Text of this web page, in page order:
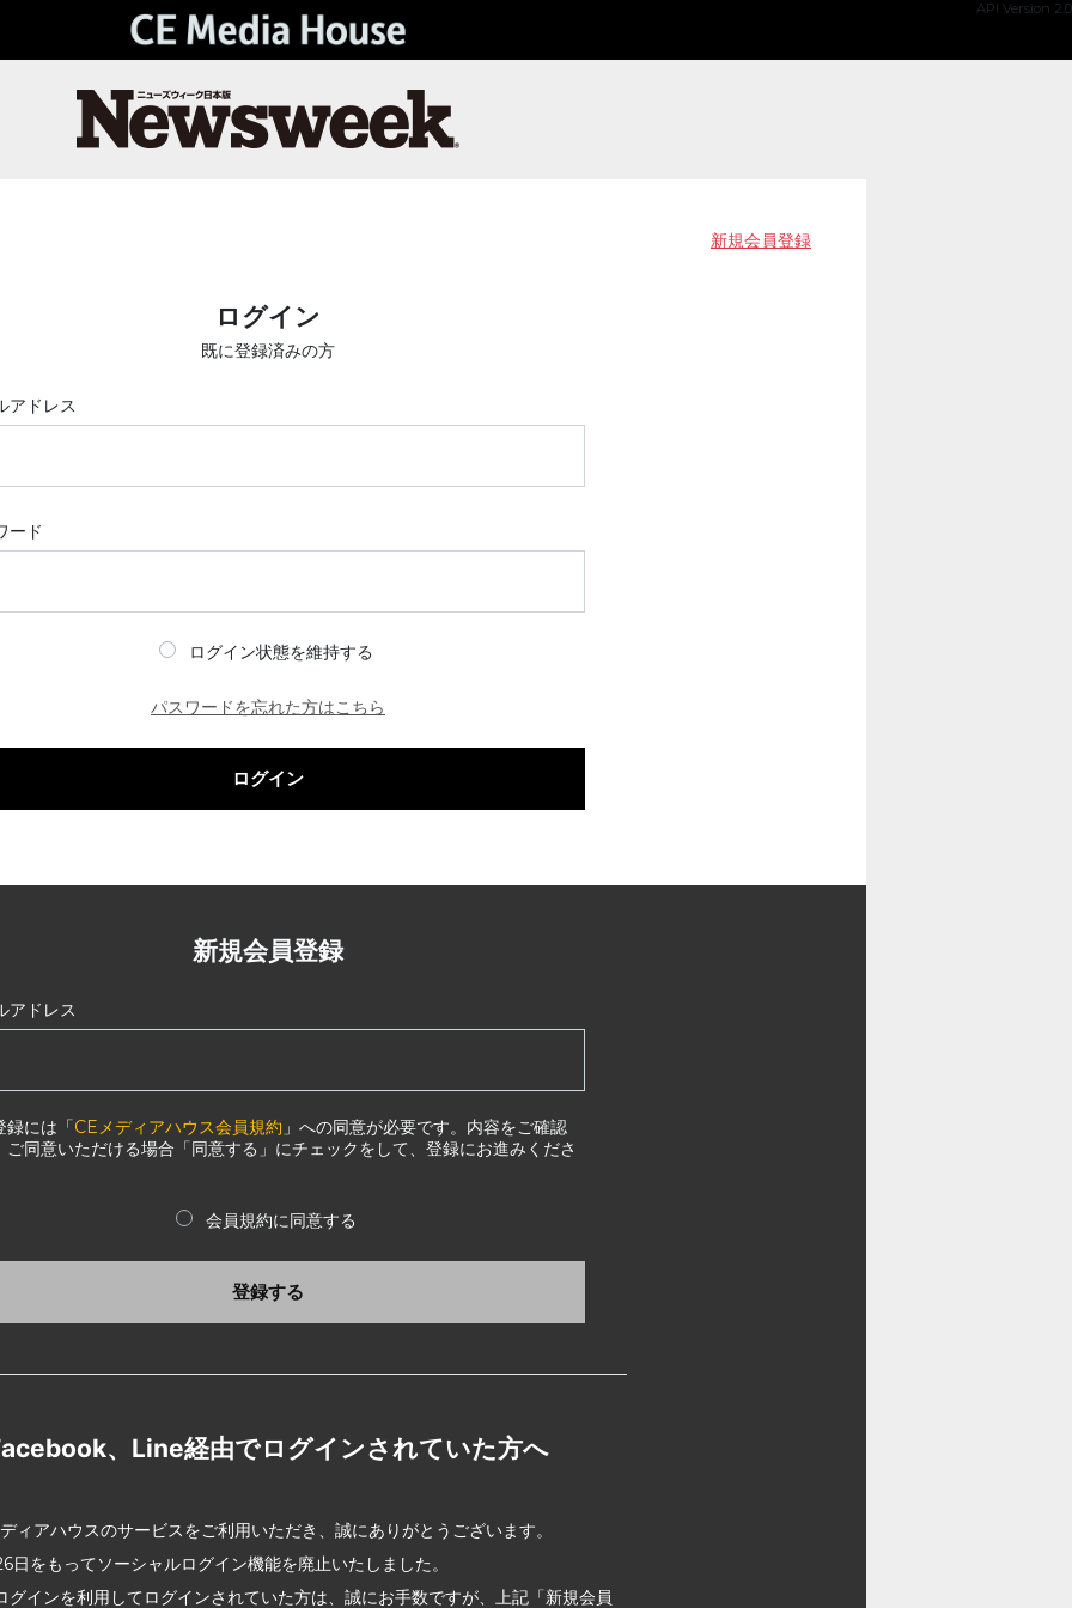
API Version 2.0
新規会員登録
ログイン
既に登録済みの方
アドレス
ード
ログイン状態を維持する
パスワードを忘れた方はこちら
ログイン
新規会員登録
アドレス
録には「CEメディアハウス会員規約 」への同意が必要です。内容をご確認
ご同意いただける場合「同意する」にチェックをして、登録にお進みくださ
会員規約に同意する
登録する
、Line経由でログインされていた方へ
ィアハウスのサービスをご利用いただき、誠にありがとうございます。
日をもってソーシャルログイン機能を廃止いたしました。
グインを利用してログインされていた方は、誠にお手数ですが、上記「新規会員